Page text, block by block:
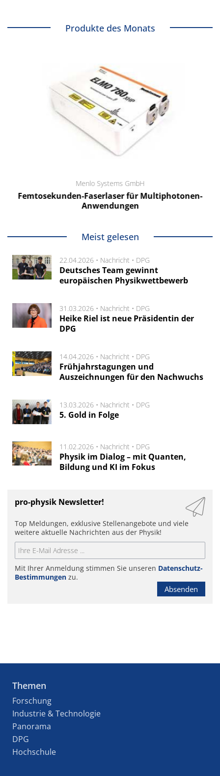
Produkte des Monats
Menlo Systems GmbH
Femtosekunden-Faserlaser für Multiphotonen-
Anwendungen
Meist gelesen
22.04.2026 • Nachricht • DPG
Deutsches Team gewinnt
europäischen Physikwettbewerb
31.03.2026 • Nachricht • DPG
Heike Riel ist neue Präsidentin der
DPG
14.04.2026 • Nachricht • DPG
Frühjahrstagungen und
Auszeichnungen für den Nachwuchs
13.03.2026 • Nachricht • DPG
5. Gold in Folge
11.02.2026 • Nachricht • DPG
Physik im Dialog – mit Quanten,
Bildung und KI im Fokus
pro-physik Newsletter!
Top Meldungen, exklusive Stellenangebote und viele
weitere aktuelle Nachrichten aus der Physik!
Mit Ihrer Anmeldung stimmen Sie unseren Datenschutz-
Bestimmungen zu.
Absenden
Themen
Forschung
Industrie & Technologie
Panorama
DPG
Hochschule